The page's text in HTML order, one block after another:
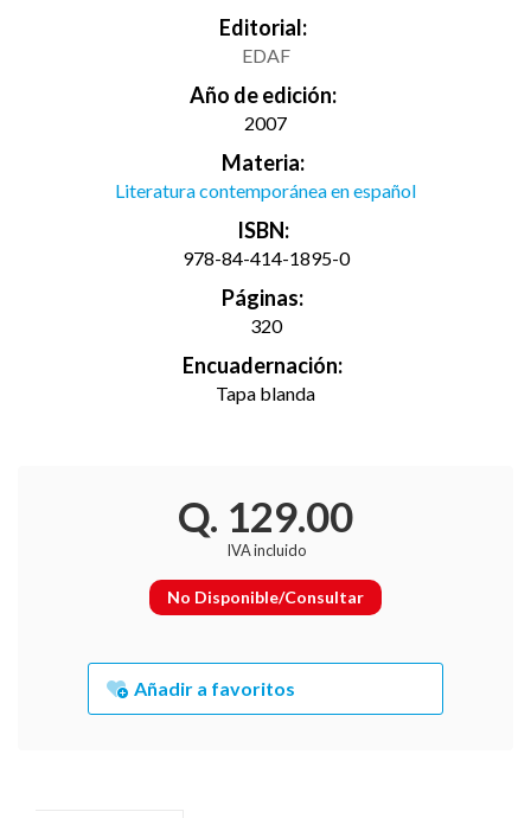
Editorial:
EDAF
Año de edición:
2007
Materia:
Literatura contemporánea en español
ISBN:
978-84-414-1895-0
Páginas:
320
Encuadernación:
Tapa blanda
Q. 129.00
IVA incluido
No Disponible/Consultar
Añadir a favoritos